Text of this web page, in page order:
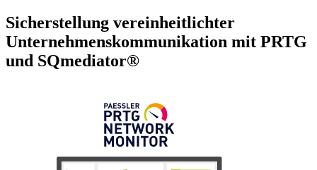
Sicherstellung vereinheitlichter
Unternehmenskommunikation mit PRTG
und SQmediator®